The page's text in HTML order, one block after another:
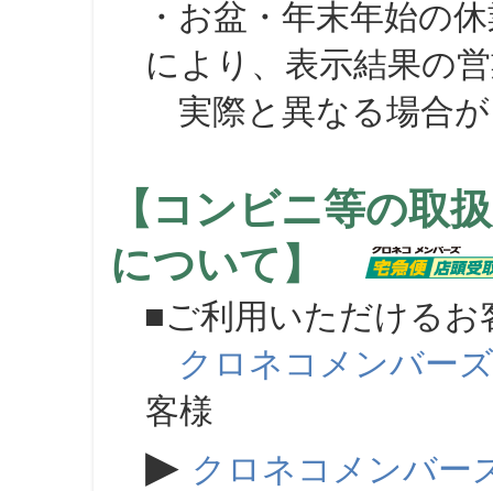
・お盆・年末年始の
により、表示結果の
実際と異なる場合が
【コンビニ等の取
について】
■ご利用いただけるお
クロネコメンバーズ
客様
▶ クロネコメンバー